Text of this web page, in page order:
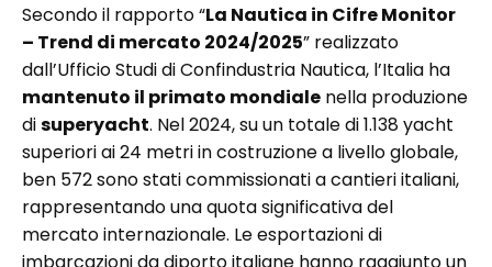
Secondo il rapporto “La Nautica in Cifre Monitor
– Trend di mercato 2024/2025” realizzato
dall’Ufficio Studi di Confindustria Nautica, l’Italia ha
mantenuto il primato mondiale nella produzione
disuperyacht. Nel 2024, su un totale di 1.138 yacht
superiori ai 24 metri in costruzione a livello globale,
ben 572 sono stati commissionati a cantieri italiani,
rappresentando una quota significativa del
mercato internazionale. Le esportazioni di